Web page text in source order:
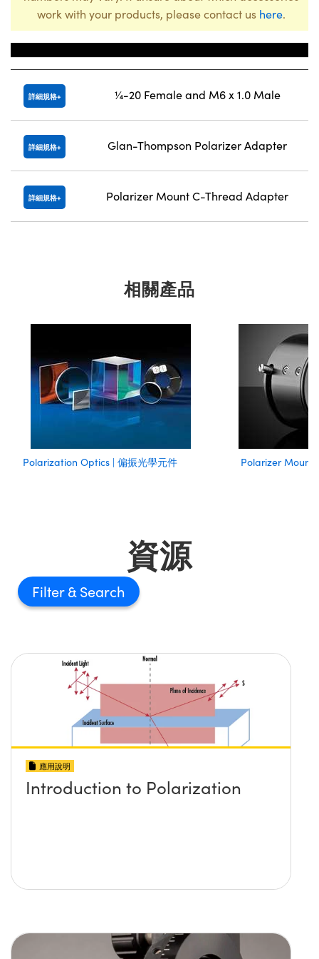
work with your products, please contact us here.
詳細規格 ¼-20 Female and M6 x 1.0 Male
詳細規格 Glan-Thompson Polarizer Adapter
詳細規格 Polarizer Mount C-Thread Adapter
相關產品
Polarization Optics | 偏振光學元件 Polarizer
資源
Filter
應用說明
Introduction to Polarization